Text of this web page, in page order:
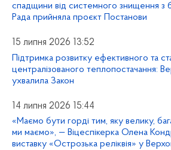
спадщини від системного знищення з
Рада прийняла проєкт Постанови
15 липня 2026 13:52
Підтримка розвитку ефективного та
централізованого теплопостачання:
ухвалила Закон
14 липня 2026 15:44
«Маємо бути горді тим, яку велику,
ми маємо», — Віцеспікерка Олена
виставку «Острозька реліквія» у